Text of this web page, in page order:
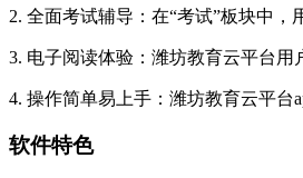
2. 全面考试辅导：在“考试”板块中
3. 电子阅读体验：潍坊教育云平台用
4. 操作简单易上手：潍坊教育云平台
软件特色